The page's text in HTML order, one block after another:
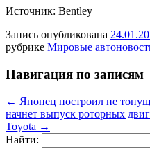
Источник: Bentley
Запись опубликована
рубрике Мировые
Навигация по записям
← Японец построил не
начнет выпуск роторных
Toyota →
Найти: